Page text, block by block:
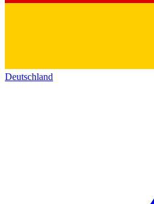
Deutschland